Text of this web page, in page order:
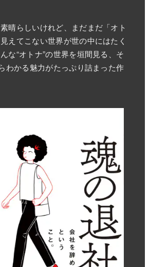
晴らしいけれど、まだまだ「オト
えてこない世界が世の中にはたく
な“オトナ”の世界を垣間見る、そ
わかる魅力がたっぷり詰まった作